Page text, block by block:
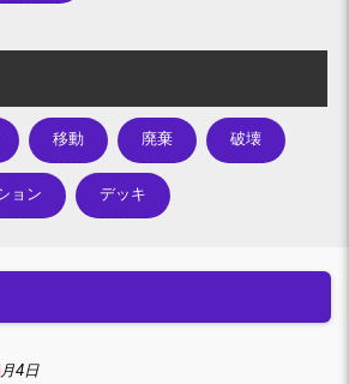
移動 廃棄 破壊
ョン デッキ
4日